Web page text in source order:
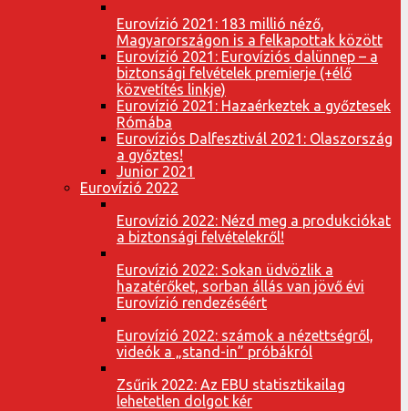
Eurovízió 2021: 183 millió néző,
Magyarországon is a felkapottak között
Eurovízió 2021: Eurovíziós dalünnep – a
biztonsági felvételek premierje (+élő
közvetítés linkje)
Eurovízió 2021: Hazaérkeztek a győztesek
Rómába
Eurovíziós Dalfesztivál 2021: Olaszország
a győztes!
Junior 2021
Eurovízió 2022
Eurovízió 2022: Nézd meg a produkciókat
a biztonsági felvételekről!
Eurovízió 2022: Sokan üdvözlik a
hazatérőket, sorban állás van jövő évi
Eurovízió rendezéséért
Eurovízió 2022: számok a nézettségről,
videók a „stand-in” próbákról
Zsűrik 2022: Az EBU statisztikailag
lehetetlen dolgot kér